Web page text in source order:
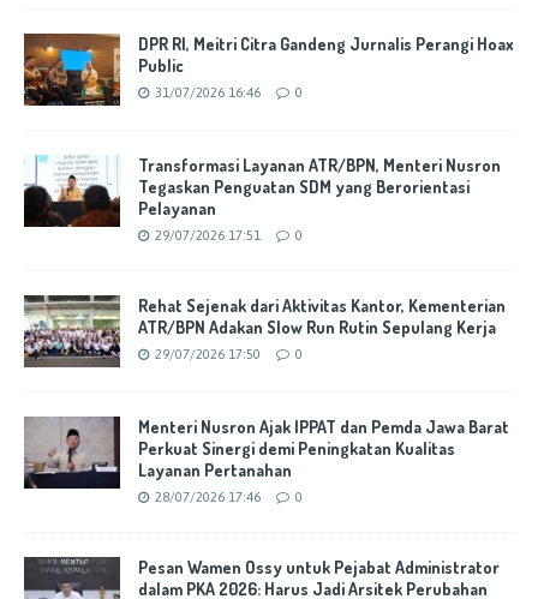
DPR RI, Meitri Citra Gandeng Jurnalis Perangi Hoax
Public
31/07/2026 16:46 0
Transformasi Layanan ATR/BPN, Menteri Nusron
Tegaskan Penguatan SDM yang Berorientasi
Pelayanan
29/07/2026 17:51 0
Rehat Sejenak dari Aktivitas Kantor, Kementerian
ATR/BPN Adakan Slow Run Rutin Sepulang Kerja
29/07/2026 17:50 0
Menteri Nusron Ajak IPPAT dan Pemda Jawa Barat
Perkuat Sinergi demi Peningkatan Kualitas
Layanan Pertanahan
28/07/2026 17:46 0
Pesan Wamen Ossy untuk Pejabat Administrator
dalam PKA 2026: Harus Jadi Arsitek Perubahan